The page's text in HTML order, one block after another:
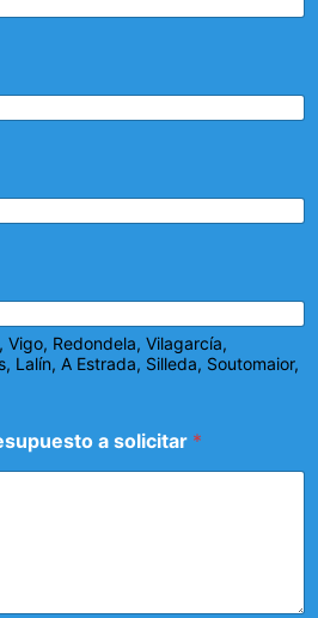
Redondela, Vilagarcía,
Lalín, A Estrada, Silleda, Soutomaior,
a solicitar *